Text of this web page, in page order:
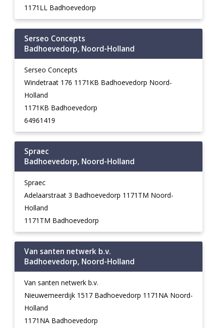
1171LL Badhoevedorp
Serseo Concepts
Badhoevedorp, Noord-Holland
Serseo Concepts
Windetraat 176 1171KB Badhoevedorp Noord-
Holland
1171KB Badhoevedorp
64961419
Spraec
Badhoevedorp, Noord-Holland
Spraec
Adelaarstraat 3 Badhoevedorp 1171TM Noord-
Holland
1171TM Badhoevedorp
Van santen netwerk b.v.
Badhoevedorp, Noord-Holland
Van santen netwerk b.v.
Nieuwemeerdijk 1517 Badhoevedorp 1171NA Noord-
Holland
1171NA Badhoevedorp